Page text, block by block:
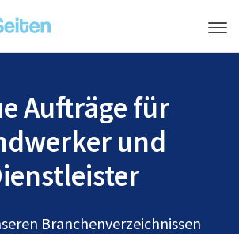
Aufträge für
und
Branchenverzeichnissen